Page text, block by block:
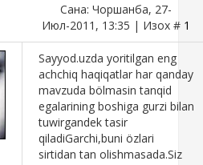
Сана: Чоршанба, 27-
Июл-2011, 13:35 | Изох # 1
Sayyod.uzda yoritilgan eng
achchiq haqiqatlar har qanday
mavzuda bölmasin tanqid
egalarining boshiga gurzi bilan
tuwirgandek tasir
qiladiGarchi,buni özlari
sirtidan tan olishmasada.Siz